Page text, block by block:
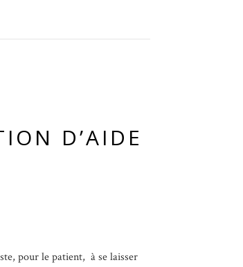
D’AIDE
pour le patient, à se laisser